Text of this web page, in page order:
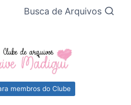
Busca de Arquivos
membros do Clube